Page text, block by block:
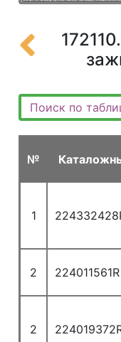
№
1
2 224011561R
2